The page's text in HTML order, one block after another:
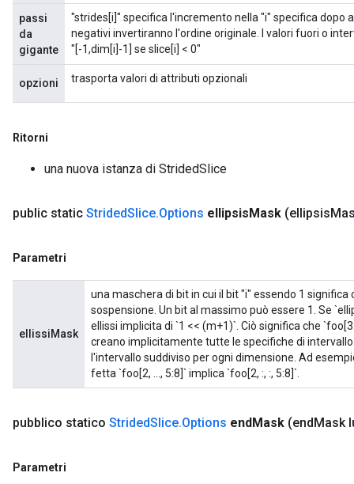
passi
da
gigante
"strides[i]" specifica l'incremento nella "i" specifica dopo
negativi invertiranno l'ordine originale. I valori fuori o
"[-1,dim[i]-1] se slice[i] < 0"
opzioni trasporta valori di attributi opzionali
Ritorni
una nuova istanza di StridedSlice
public static StridedSlice.Options ellipsisMask (ellipsis
Parametri
ellissiMask
una maschera di bit in cui il bit "i" essendo 1
sospensione. Un bit al massimo può essere 1. Se
ellissi implicita di `1 << (m+1)`. Ciò significa che
creano implicitamente tutte le specifiche di
l'intervallo suddiviso per ogni dimensione. Ad
fetta `foo[2, ..., 5:8]` implica `foo[2, :, :, 5:8]`.
pubblico statico StridedSlice.Options endMask (endMask
Parametri